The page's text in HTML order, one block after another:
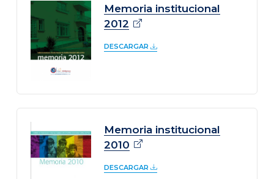
Memoria institucional
2012
DESCARGAR
Memoria institucional
2010
DESCARGAR